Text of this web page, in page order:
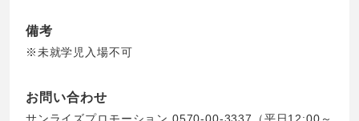
備考
※未就学児入場不可
お問い合わせ
サンライズプロモーション 0570-00-3337（平日12:00～